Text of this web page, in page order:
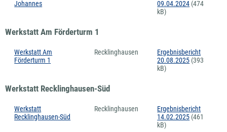
Johannes
09.04.2024 (474
kB)
Werkstatt Am Förderturm 1
Werkstatt Am
Förderturm 1
Recklinghausen
Ergebnisbericht
20.08.2025 (393
kB)
Werkstatt Recklinghausen-Süd
Werkstatt
Recklinghausen-Süd
Recklinghausen
Ergebnisbericht
14.02.2025 (461
kB)